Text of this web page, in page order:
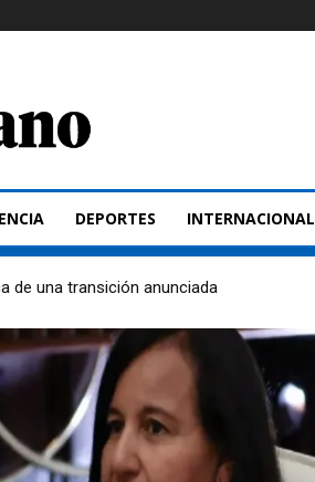
DEPORTES INTERNACIONAL
de una transición anunciada